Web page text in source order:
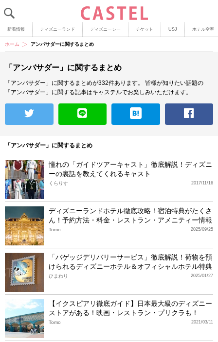
新着情報 ディズニーランド ディズニーシー チケット USJ ホテル空室
ホーム アンバサダーに関するまとめ
「アンバサダー」に関するまとめ
「アンバサダー」に関するまとめが332件あります。
皆様が知りたい話題の
「アンバサダー」に関する記事はキャステルでお楽しみいただけます。
「アンバサダー」に関するまとめ
憧れの「ガイドツアーキャスト」徹底解説！ディズニ
ーの裏話を教えてくれるキャスト
2017/11/16
くらりす
ディズニーランドホテル徹底攻略！宿泊特典がたくさ
ん！予約方法・料金・レストラン・アメニティー情報
2025/09/25
Tomo
「バゲッジデリバリーサービス」徹底解説！荷物を預
けられるディズニーホテル＆オフィシャルホテル特典
2025/01/27
ひまわり
【イクスピアリ徹底ガイド】日本最大級のディズニー
ストアがある！映画・レストラン・プリクラも！
2021/03/11
Tomo